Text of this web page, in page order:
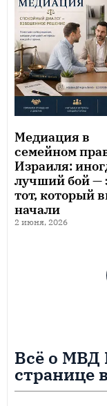
Медиация в
семейном
Израиля:
лучший бой —
тот, который
начали
2 июня, 2026
Всё о МВД
странице